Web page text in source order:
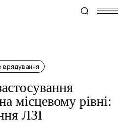
місцевому рівні:
ЛЗІ